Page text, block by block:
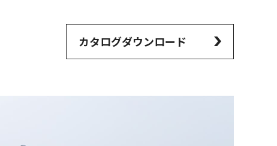
カタログダウンロード